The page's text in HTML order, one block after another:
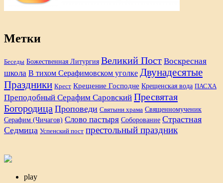
Метки
Беседы Божественная Литургия Великий Пост Воскресная
школа В тихом Серафимовском уголке Двунадесятые
Праздники Крест Крещение Господне Крещенская вода ПАСХА
Преподобный Серафим Саровский Пресвятая
Богородица Проповеди Святыни храма Священномученик
Серафим (Чичагов) Слово пастыря Соборование Страстная
Седмица Успенский пост престольный праздник
play